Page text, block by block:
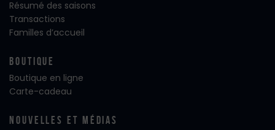
Résumé des saisons
Transactions
Familles d’accueil
Boutique
Boutique en ligne
Carte-cadeau
Nouvelles Et Médias